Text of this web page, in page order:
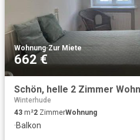
Wohnung·Zur Miete
662 €
Schön, helle 2 Zimmer
Winterhude
43 m²2 ZimmerWohnung
·Balkon